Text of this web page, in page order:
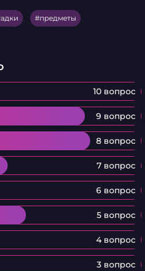
предметы
10 вопрос
9 вопрос
8 вопрос
7 вопрос
6 вопрос
5 вопрос
4 вопрос
3 вопрос